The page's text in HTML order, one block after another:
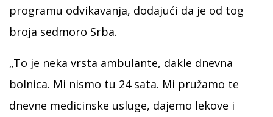
programu odvikavanja, dodajući da je od tog
broja sedmoro Srba.
„To je neka vrsta ambulante, dakle dnevna
bolnica. Mi nismo tu 24 sata. Mi pružamo te
dnevne medicinske usluge, dajemo lekove i